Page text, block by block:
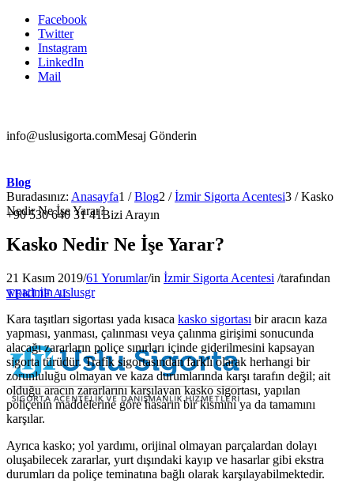
Facebook
Twitter
Instagram
LinkedIn
Mail
info@uslusigorta.comMesaj Gönderin
+90 530 640 31 41Bizi Arayın
TEKLİF AL
Blog
Buradasınız: Anasayfa1 / Blog2 / İzmir Sigorta Acentesi3 / Kasko
Nedir Ne İşe Yarar?
Kasko Nedir Ne İşe Yarar?
21 Kasım 2019/61 Yorumlar/in İzmir Sigorta Acentesi /tarafından
wpadmin_uslusgr
Kara taşıtları sigortası yada kısaca kasko sigortası bir aracın kaza
yapması, yanması, çalınması veya çalınma girişimi sonucunda
alacağı zararların poliçe sınırları içinde giderilmesini kapsayan
sigorta türüdür. Trafik sigortasından farklı olarak herhangi bir
zorunluluğu olmayan ve kaza durumlarında karşı tarafın değil; ait
olduğu aracın zararlarını karşılayan kasko sigortası, yapılan
poliçenin maddelerine göre hasarın bir kısmını ya da tamamını
karşılar.
Ayrıca kasko; yol yardımı, orijinal olmayan parçalardan dolayı
oluşabilecek zararlar, yurt dışındaki kayıp ve hasarlar gibi ekstra
durumları da poliçe teminatına bağlı olarak karşılayabilmektedir.